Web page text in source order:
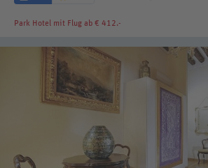
Park Hotel mit Flug ab € 412.-